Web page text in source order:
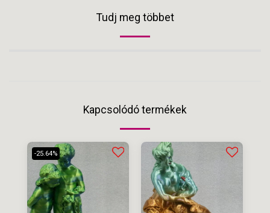
Tudj meg többet
Kapcsolódó termékek
-25.64%